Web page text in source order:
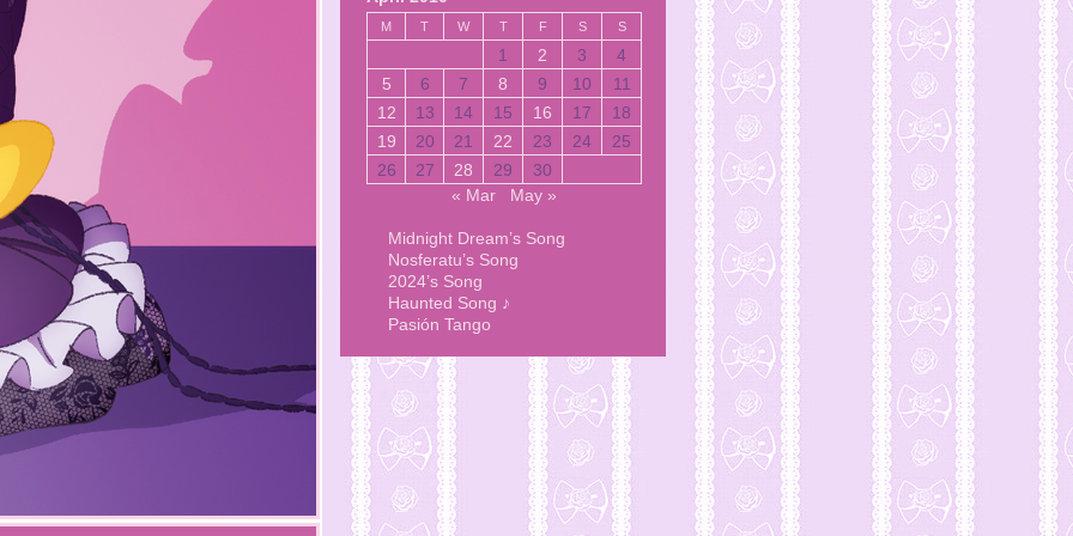
M T W T F S S
1 2 3
4
5
6 7 8 9 10
11
12
13 14 15 16 17
18
19
20 21 22 23 24
25
26
27 28 29
30
« Mar
May »
Midnight Dream’s Song
Nosferatu’s Song
2024’s Song
Haunted Song ♪
Pasión Tango